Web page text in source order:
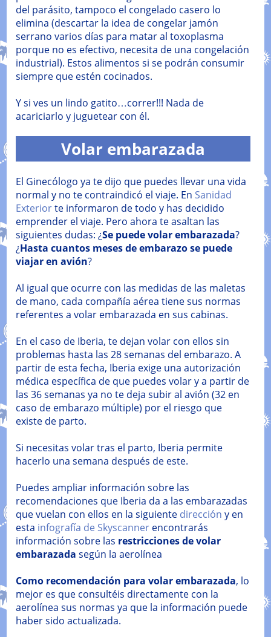
del parásito, tampoco el congelado casero lo
elimina (descartar la idea de congelar jamón
serrano varios días para matar al toxoplasma
porque no es efectivo, necesita de una congelación
industrial). Estos alimentos si se podrán consumir
siempre que estén cocinados.
Y si ves un lindo gatito…correr!!! Nada de
acariciarlo y juguetear con él.
Volar embarazada
El Ginecólogo ya te dijo que puedes llevar una vida
normal y no te contraindicó el viaje. En Sanidad
Exteriorte informaron de todo y has decidido
emprender el viaje. Pero ahora te asaltan las
siguientes dudas: ¿Se puede volar embarazada?
¿Hasta cuantos meses de embarazo se puede
viajar en avión?
Al igual que ocurre con las medidas de las maletas
de mano, cada compañía aérea tiene sus normas
referentes a volar embarazada en sus cabinas.
En el caso de Iberia, te dejan volar con ellos sin
problemas hasta las 28 semanas del embarazo. A
partir de esta fecha, Iberia exige una autorización
médica específica de que puedes volar y a partir de
las 36 semanas ya no te deja subir al avión (32 en
caso de embarazo múltiple) por el riesgo que
existe de parto.
Si necesitas volar tras el parto, Iberia permite
hacerlo una semana después de este.
Puedes ampliar información sobre las
recomendaciones que Iberia da a las embarazadas
que vuelan con ellos en la siguiente dirección y en
esta infografía de Skyscannerencontrarás
información sobre las restricciones de volar
embarazada según la aerolínea
Como recomendación para volar embarazada, lo
mejor es que consultéis directamente con la
aerolínea sus normas ya que la información puede
haber sido actualizada.